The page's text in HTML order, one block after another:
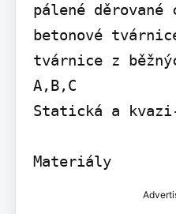
pálené
betonové
tvárnice z
A,B,C
Statická a
Materiály